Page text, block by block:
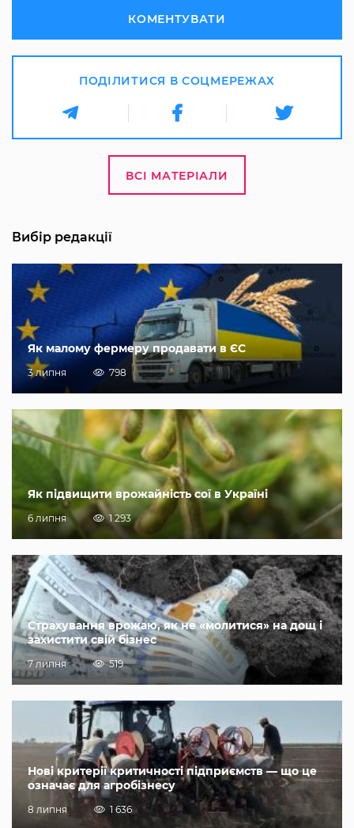
КОМЕНТУВАТИ
ПОДІЛИТИСЯ В СОЦМЕРЕЖАХ
ВСІ МАТЕРІАЛИ
Вибір редакції
Як малому фермеру продавати в ЄС
3 липня 798
Як підвищити врожайність сої в Україні
6 липня 1 293
Страхування врожаю, як не «молитися» на дощ і
захистити свій бізнес
7 липня 519
Нові критерії критичності підприємств — що це
означає для агробізнесу
8 липня 1 636